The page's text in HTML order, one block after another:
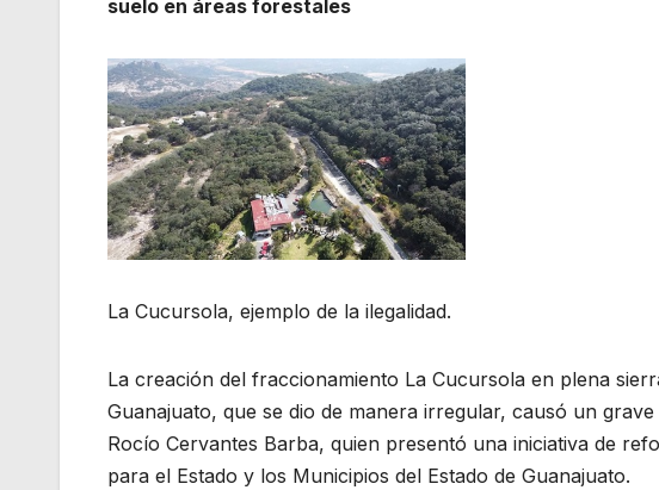
suelo en áreas forestales
La Cucursola, ejemplo de la ilegalidad.
La creación del fraccionamiento La Cucursola en plena
Guanajuato, que se dio de manera irregular, causó un
Rocío Cervantes Barba, quien presentó una iniciativa de
para el Estado y los Municipios del Estado de Guanajuato.